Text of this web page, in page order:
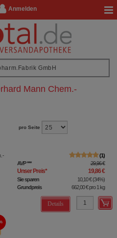
Anmelden
Mann Chem.-
pro Seite
1
AVP*** 29,96 €
Unser Preis* 19,86 €
Sie sparen 10,10 €(34%)
Grundpreis
662,00 €pro 1 kg
Details